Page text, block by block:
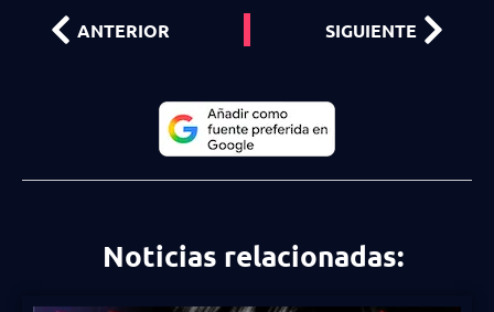
ANTERIOR SIGUIENTE
Noticias relacionadas: